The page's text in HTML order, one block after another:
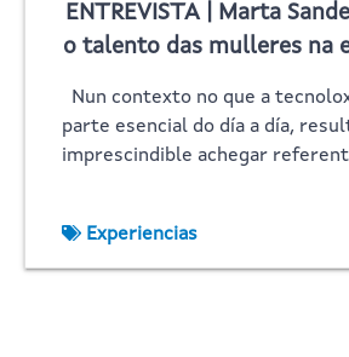
ENTREVISTA | Marta
o talento das mulleres na
Nun contexto no que a
parte esencial do día a día,
imprescindible achegar
Experiencias